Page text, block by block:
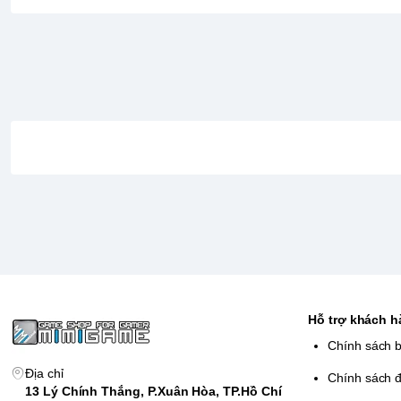
Địa chỉ
13 Lý Chính Thắng, P.Xuân Hòa, TP.Hồ Chí
Hỗ trợ khách
Chính sách
Chính sách